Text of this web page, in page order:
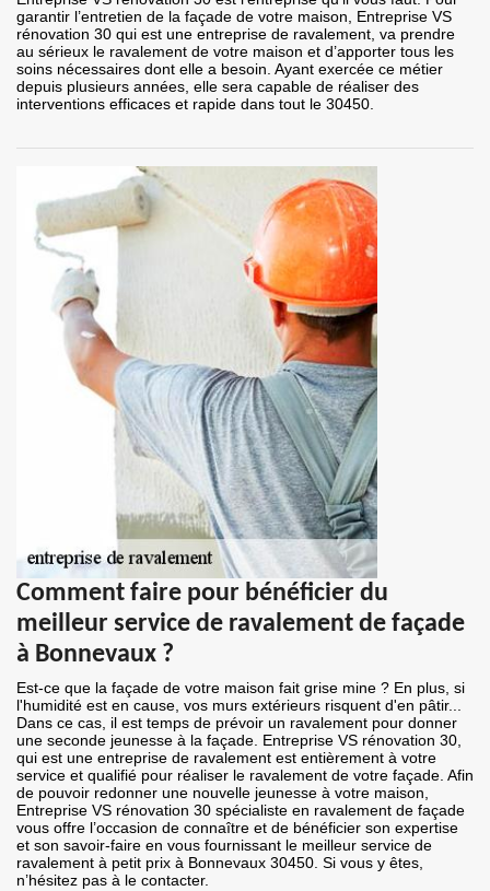
garantir l’entretien de la façade de votre maison, Entreprise VS
rénovation 30 qui est une entreprise de ravalement, va prendre
au sérieux le ravalement de votre maison et d’apporter tous les
soins nécessaires dont elle a besoin. Ayant exercée ce métier
depuis plusieurs années, elle sera capable de réaliser des
interventions efficaces et rapide dans tout le 30450.
Comment faire pour bénéficier du
meilleur service de ravalement de façade
à Bonnevaux ?
Est-ce que la façade de votre maison fait grise mine ? En plus, si
l'humidité est en cause, vos murs extérieurs risquent d'en pâtir...
Dans ce cas, il est temps de prévoir un ravalement pour donner
une seconde jeunesse à la façade. Entreprise VS rénovation 30,
qui est une entreprise de ravalement est entièrement à votre
service et qualifié pour réaliser le ravalement de votre façade. Afin
de pouvoir redonner une nouvelle jeunesse à votre maison,
Entreprise VS rénovation 30 spécialiste en ravalement de façade
vous offre l’occasion de connaître et de bénéficier son expertise
et son savoir-faire en vous fournissant le meilleur service de
ravalement à petit prix à Bonnevaux 30450. Si vous y êtes,
n’hésitez pas à le contacter.